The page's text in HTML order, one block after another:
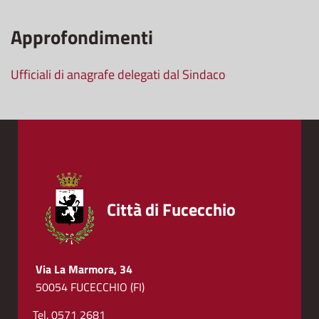
Approfondimenti
Ufficiali di anagrafe delegati dal Sindaco
Città di Fucecchio
Via La Marmora, 34
50054 FUCECCHIO (FI)
Tel. 0571 2681